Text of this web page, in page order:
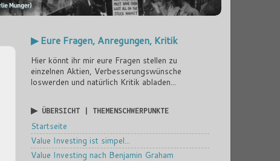
▶ Eure Fragen, Anregungen, Kritik
Hier könnt ihr mir eure Fragen stellen zu
einzelnen Aktien, Verbesserungswünsche
loswerden und natürlich Kritik abladen...
▶ ÜBERSICHT | THEMENSCHWERPUNKTE
Startseite
Value Investing ist simpel...
Value Investing nach Benjamin Graham